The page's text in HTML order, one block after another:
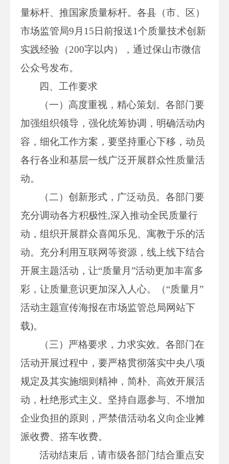
量标杆、推国家质量标杆。各县（市、区）
市场监管局9月15日前报送1个质量技术创新
实践经验（200字以内），通过保山市微信
公众号发布。
四、工作要求
（一）高度重视，精心策划。各部门要
加强组织领导，强化统筹协调，明确活动内
容，细化工作方案，要坚持重心下移，动员
各行各业和基层一线广泛开展群众性质量活
动。
（二）创新形式，广泛动员。各部门要
充分调动各方积极性,深入推动全民质量行
动，组织开展群众喜闻乐见、寓教于乐的活
动。充分利用互联网等资源，线上线下结合
开展主题活动，让“质量月”活动更加丰富多
彩，让质量意识更加深入人心。（“质量月”
活动主题宣传海报在市场监管总局网站下
载)。
（三）严格要求，力求实效。各部门在
活动开展过程中，要严格贯彻落实中央八项
规定及其实施细则精神，简朴、高效开展活
动，杜绝形式主义。坚持自愿参与、不增加
企业负担的原则，严禁借活动名义向企业摊
派收费、搭车收费。
活动结束后，请市级各部门结合重点安